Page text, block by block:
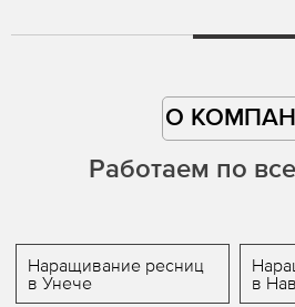
О
Работаем по
Наращивание ресниц
в Унече
в